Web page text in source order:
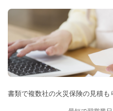
書類で複数社の火災保険の見積も